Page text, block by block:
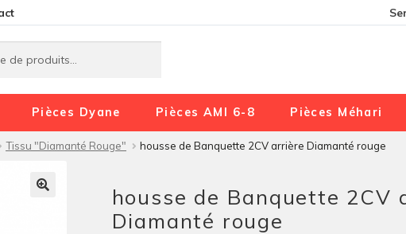
Pièces Dyane Pièces AMI 6-8 Pièces Méhari
Tissu "Diamanté Rouge" housse de Banquette 2CV arrière Diamanté rouge
housse de Banquette 2CV
Diamanté rouge